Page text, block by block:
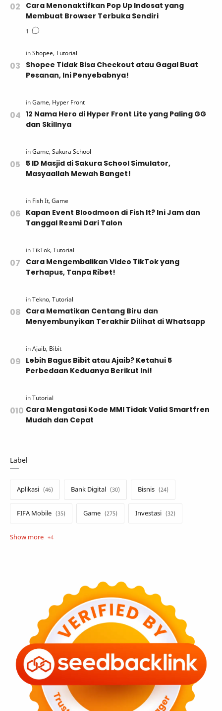
Cara Menonaktifkan Pop Up Indosat yang
Membuat Browser Terbuka Sendiri
Shopee Tidak Bisa Checkout atau Gagal Buat
Pesanan, Ini Penyebabnya!
12 Nama Hero di Hyper Front Lite yang Paling GG
dan Skillnya
5 ID Masjid di Sakura School Simulator,
Masyaallah Mewah Banget!
Kapan Event Bloodmoon di Fish It? Ini Jam dan
Tanggal Resmi Dari Talon
Cara Mengembalikan Video TikTok yang
Terhapus, Tanpa Ribet!
Cara Mematikan Centang Biru dan
Menyembunyikan Terakhir Dilihat di Whatsapp
Lebih Bagus Bibit atau Ajaib? Ketahui 5
Perbedaan Keduanya Berikut Ini!
Cara Mengatasi Kode MMI Tidak Valid Smartfren
Mudah dan Cepat
Label
Aplikasi Bank Digital Bisnis
FIFA Mobile Game Investasi
Opini